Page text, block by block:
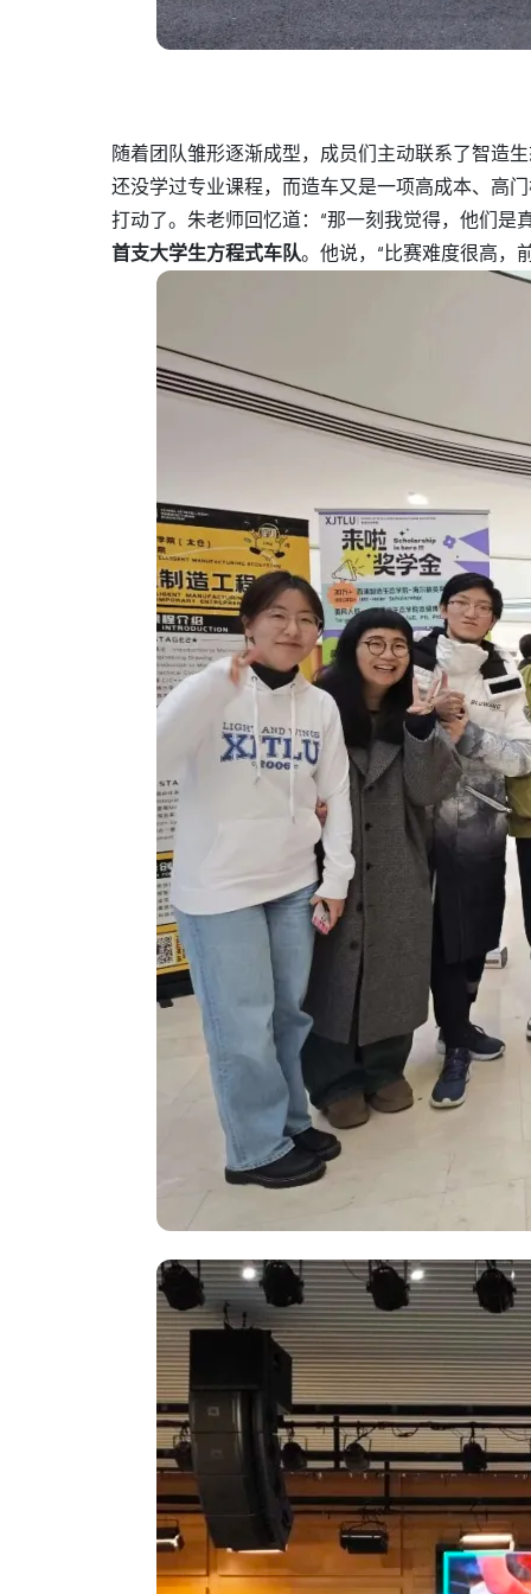
随着团队雏形逐渐成型，成员们主动联系了智造
还没学过专业课程，而造车又是一项高成本、高
打动了。朱老师回忆道：“那一刻我觉得，他们
首支大学生方程式车队。他说，“比赛难度很高，